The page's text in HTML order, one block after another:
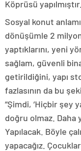
Köprüsü
Sosyal konut
dönüşümle 2
yaptıklarını, yeni
sağlam, güvenli
getirildiğini, yapı
fazlasının da bu
“Şimdi, ‘Hiçbir şey
doğru olmaz. Daha
Yapılacak. Böyle
yapacağız.